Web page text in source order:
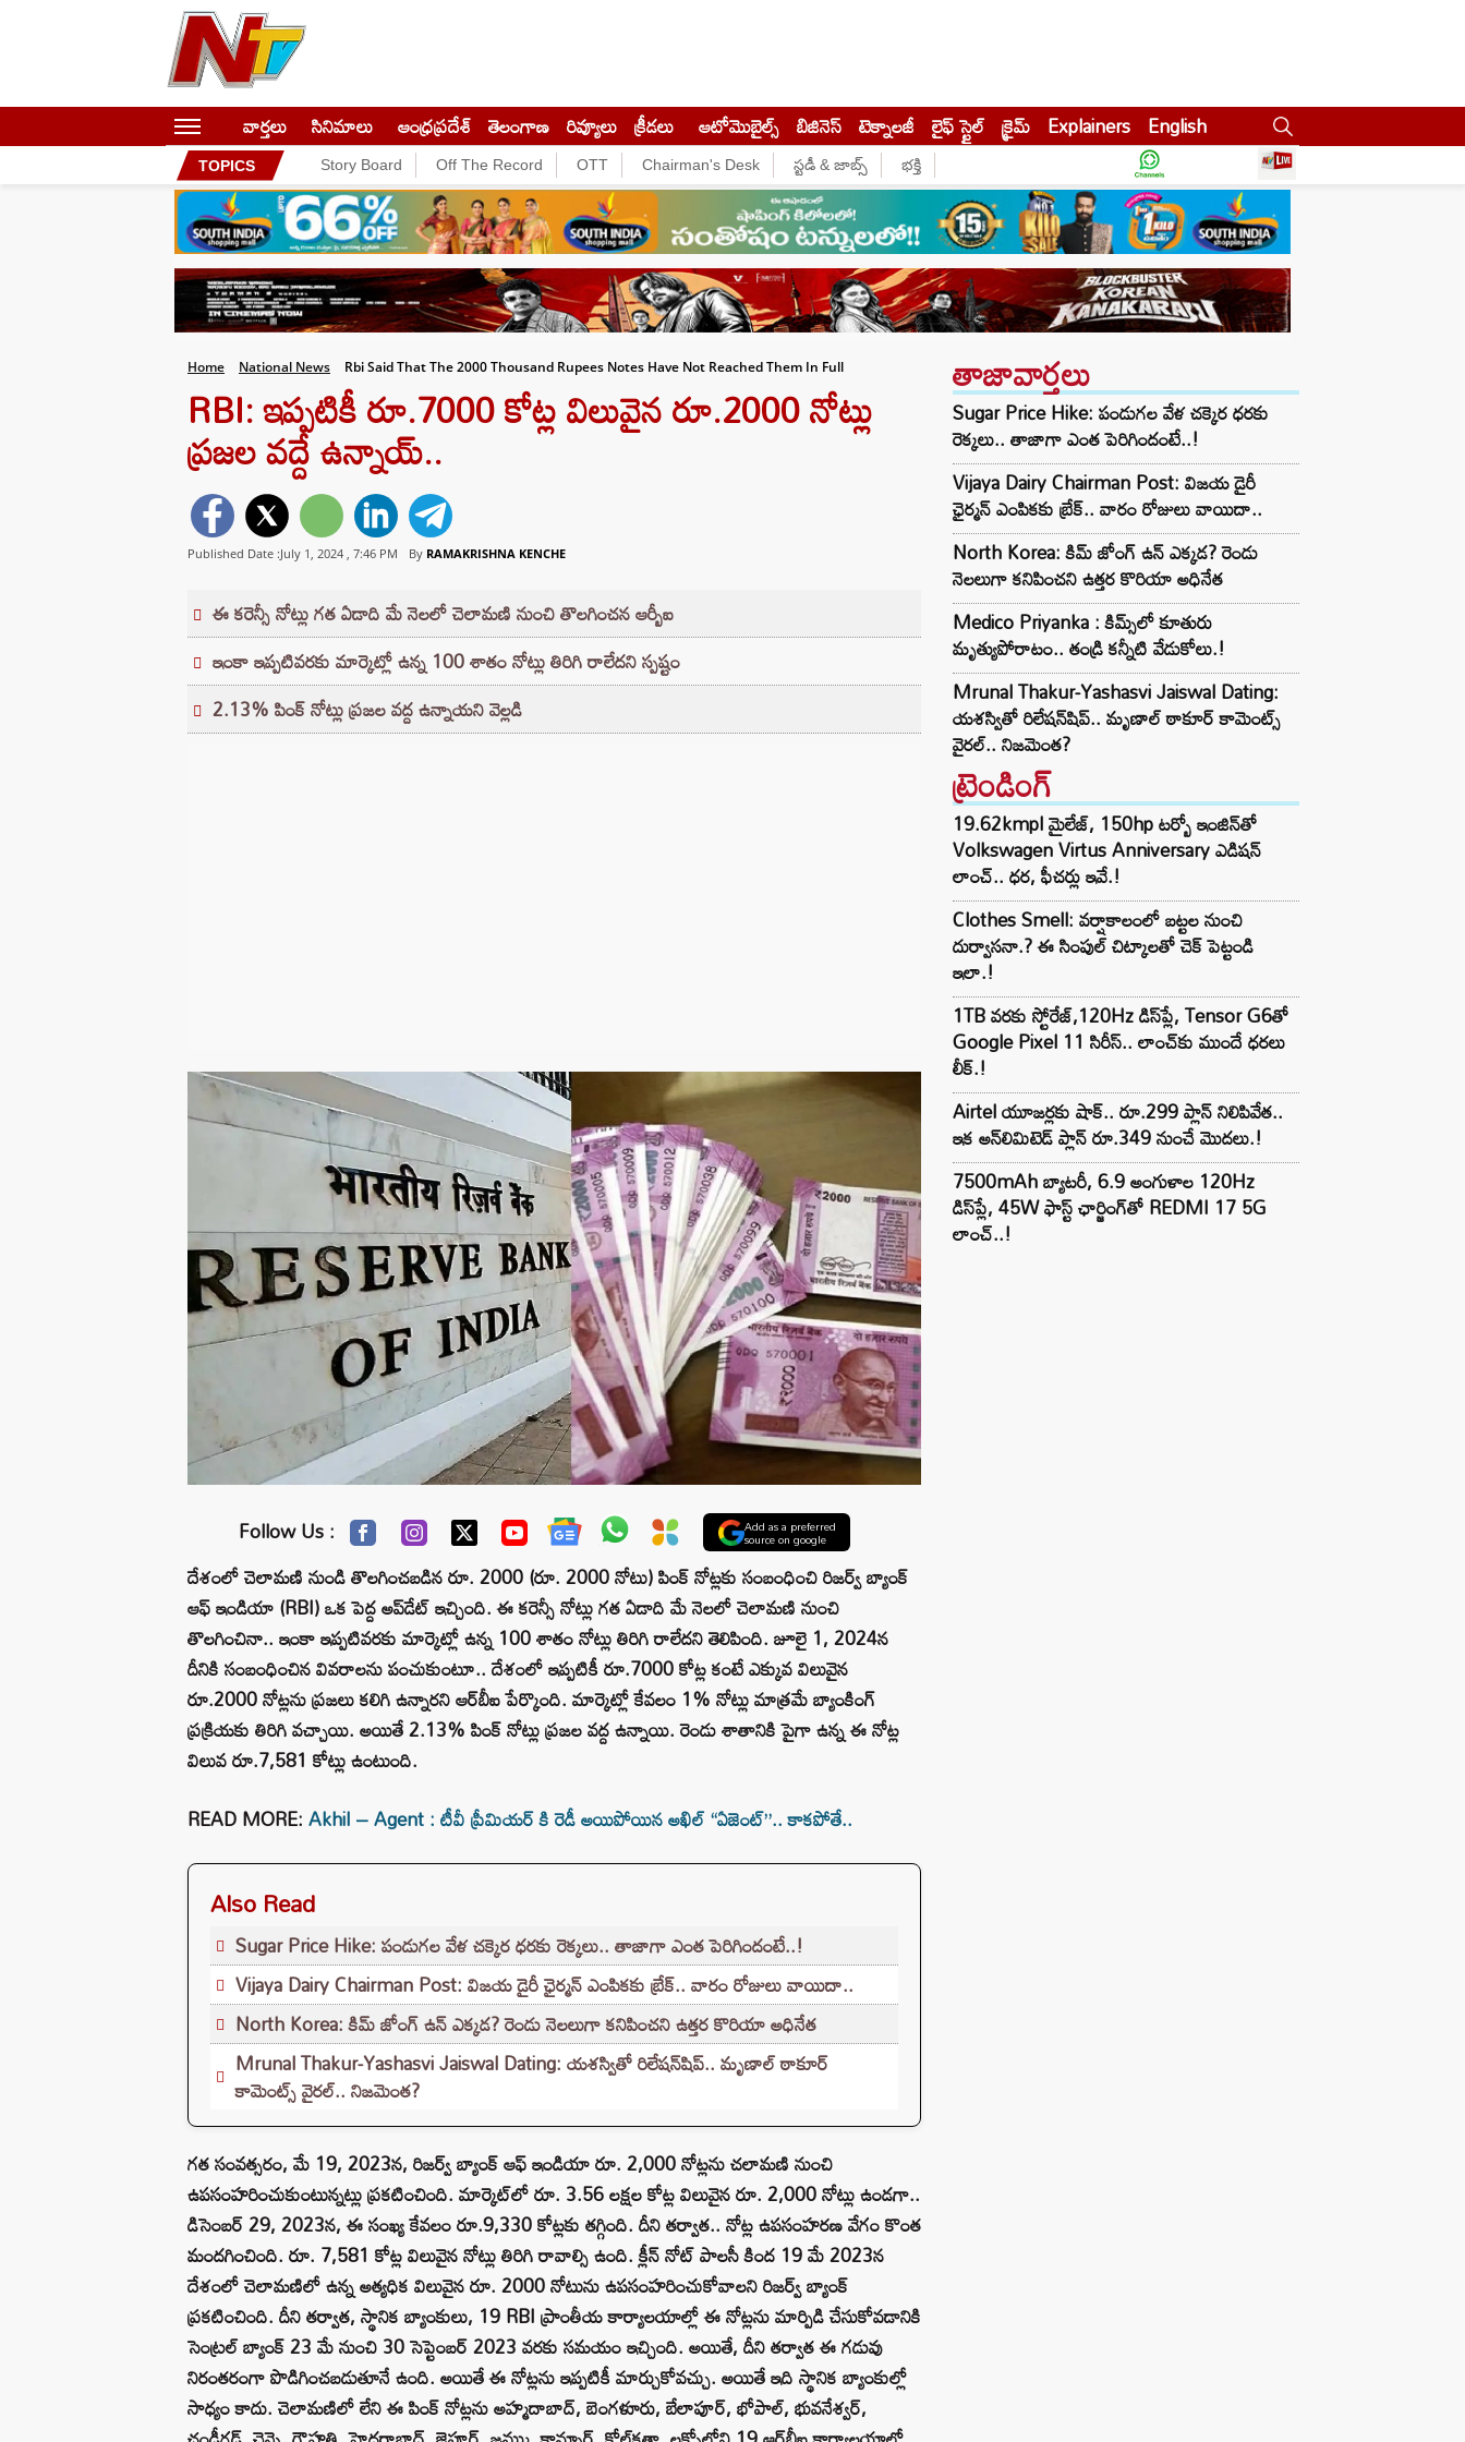
వార్తలు సినిమాలు ఆంధ్రప్రదేశ్ తెలంగాణ రివ్యూలు క్రీడలు ఆటోమొబైల్స్ బిజినెస్‌ టెక్నాలజీ లైఫ్ స్టైల్ క్రైమ్ Explainers English
TOPICS Story Board Off The Record OTT Chairman's Desk స్టడీ & జాబ్స్ భక్తి
Home National News Rbi Said That The 2000 Thousand Rupees Notes Have Not Reached Them In Full
RBI: ఇప్పటికీ రూ.7000 కోట్ల విలువైన రూ.2000 నోట్లు
ప్రజల వద్దే ఉన్నాయ్..
Published Date :July 1, 2024 , 7:46 PM By RAMAKRISHNA KENCHE
ఈ కరెన్సీ నోట్లు గత ఏడాది మే నెలలో చెలామణి నుంచి తొలగించన ఆర్బీఐ
ఇంకా ఇప్పటివరకు మార్కెట్లో ఉన్న 100 శాతం నోట్లు తిరిగి రాలేదని స్పష్టం
2.13% పింక్ నోట్లు ప్రజల వద్ద ఉన్నాయని వెల్లడి
Follow Us : Add as a preferred
source on google
దేశంలో చెలామణి నుండి తొలగించబడిన రూ. 2000 (రూ. 2000 నోటు) పింక్ నోట్లకు సంబంధించి రిజర్వ్ బ్యాంక్
ఆఫ్ ఇండియా (RBI) ఒక పెద్ద అప్‌డేట్ ఇచ్చింది. ఈ కరెన్సీ నోట్లు గత ఏడాది మే నెలలో చెలామణి నుంచి
తొలగించినా.. ఇంకా ఇప్పటివరకు మార్కెట్లో ఉన్న 100 శాతం నోట్లు తిరిగి రాలేదని తెలిపింది. జూలై 1, 2024న
దీనికి సంబంధించిన వివరాలను పంచుకుంటూ.. దేశంలో ఇప్పటికీ రూ.7000 కోట్ల కంటే ఎక్కువ విలువైన
రూ.2000 నోట్లను ప్రజలు కలిగి ఉన్నారని ఆర్‌బీఐ పేర్కొంది. మార్కెట్లో కేవలం 1% నోట్లు మాత్రమే బ్యాంకింగ్
ప్రక్రియకు తిరిగి వచ్చాయి. అయితే 2.13% పింక్ నోట్లు ప్రజల వద్ద ఉన్నాయి. రెండు శాతానికి పైగా ఉన్న ఈ నోట్ల
విలువ రూ.7,581 కోట్లు ఉంటుంది.
READ MORE:Akhil – Agent : టీవీ ప్రీమియర్ కి రెడీ అయిపోయిన అఖిల్ “ఏజెంట్”.. కాకపోతే..
Also Read
Sugar Price Hike: పండుగల వేళ చక్కెర ధరకు రెక్కలు.. తాజాగా ఎంత పెరిగిందంటే..!
Vijaya Dairy Chairman Post: విజయ డైరీ ఛైర్మన్ ఎంపికకు బ్రేక్.. వారం రోజులు వాయిదా..
North Korea: కిమ్ జోంగ్ ఉన్ ఎక్కడ? రెండు నెలలుగా కనిపించని ఉత్తర కొరియా అధినేత
Mrunal Thakur-Yashasvi Jaiswal Dating: యశస్వితో రిలేషన్‌షిప్.. మృణాల్ ఠాకూర్
కామెంట్స్ వైరల్.. నిజమెంత?
గత సంవత్సరం, మే 19, 2023న, రిజర్వ్ బ్యాంక్ ఆఫ్ ఇండియా రూ. 2,000 నోట్లను చలామణి నుంచి
ఉపసంహరించుకుంటున్నట్లు ప్రకటించింది. మార్కెట్‌లో రూ. 3.56 లక్షల కోట్ల విలువైన రూ. 2,000 నోట్లు ఉండగా..
డిసెంబర్ 29, 2023న, ఈ సంఖ్య కేవలం రూ.9,330 కోట్లకు తగ్గింది. దీని తర్వాత.. నోట్ల ఉపసంహరణ వేగం కొంత
మందగించింది. రూ. 7,581 కోట్ల విలువైన నోట్లు తిరిగి రావాల్సి ఉంది. క్లీన్ నోట్ పాలసీ కింద 19 మే 2023న
దేశంలో చెలామణిలో ఉన్న అత్యధిక విలువైన రూ. 2000 నోటును ఉపసంహరించుకోవాలని రిజర్వ్ బ్యాంక్
ప్రకటించింది. దీని తర్వాత, స్థానిక బ్యాంకులు, 19 RBI ప్రాంతీయ కార్యాలయాల్లో ఈ నోట్లను మార్పిడి చేసుకోవడానికి
సెంట్రల్ బ్యాంక్ 23 మే నుంచి 30 సెప్టెంబర్ 2023 వరకు సమయం ఇచ్చింది. అయితే, దీని తర్వాత ఈ గడువు
నిరంతరంగా పొడిగించబడుతూనే ఉంది. అయితే ఈ నోట్లను ఇప్పటికీ మార్చుకోవచ్చు. అయితే ఇది స్థానిక బ్యాంకుల్లో
సాధ్యం కాదు. చెలామణిలో లేని ఈ పింక్ నోట్లను అహ్మదాబాద్, బెంగళూరు, బేలాపూర్, భోపాల్, భువనేశ్వర్,
తాజావార్తలు
Sugar Price Hike: పండుగల వేళ చక్కెర ధరకు
రెక్కలు.. తాజాగా ఎంత పెరిగిందంటే..!
Vijaya Dairy Chairman Post: విజయ డైరీ
ఛైర్మన్ ఎంపికకు బ్రేక్.. వారం రోజులు వాయిదా..
North Korea: కిమ్ జోంగ్ ఉన్ ఎక్కడ? రెండు
నెలలుగా కనిపించని ఉత్తర కొరియా అధినేత
Medico Priyanka : కిమ్స్‌లో కూతురు
మృత్యుపోరాటం.. తండ్రి కన్నీటి వేడుకోలు.!
Mrunal Thakur-Yashasvi Jaiswal Dating:
యశస్వితో రిలేషన్‌షిప్.. మృణాల్ ఠాకూర్ కామెంట్స్
వైరల్.. నిజమెంత?
ట్రెండింగ్‌
19.62kmpl మైలేజ్, 150hp టర్బో ఇంజిన్‌తో
Volkswagen Virtus Anniversary ఎడిషన్
లాంచ్.. ధర, ఫీచర్లు ఇవే.!
Clothes Smell: వర్షాకాలంలో బట్టల నుంచి
దుర్వాసనా.? ఈ సింపుల్ చిట్కాలతో చెక్ పెట్టండి
ఇలా.!
1TB వరకు స్టోరేజ్,120Hz డిస్‌ప్లే, Tensor G6తో
Google Pixel 11 సిరీస్.. లాంచ్⁭కు ముందే ధరలు
లీక్.!
Airtel యూజర్లకు షాక్.. రూ.299 ప్లాన్ నిలిపివేత..
ఇక అన్‌లిమిటెడ్ ప్లాన్ రూ.349 నుంచే మొదలు.!
7500mAh బ్యాటరీ, 6.9 అంగుళాల 120Hz
డిస్‌ప్లే, 45W ఫాస్ట్ ఛార్జింగ్‌తో REDMI 17 5G
లాంచ్..!